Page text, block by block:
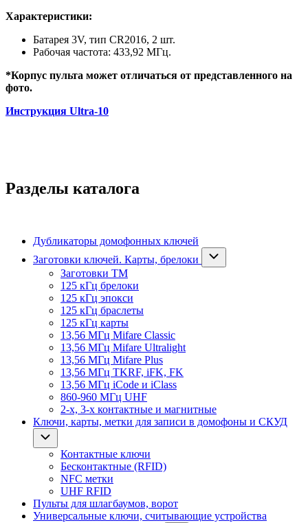
Характеристики:
Батарея 3V, тип CR2016, 2 шт.
Рабочая частота: 433,92 МГц.
*Корпус пульта может отличаться от представленного на
фото.
Инструкция Ultra-10
Разделы каталога
Дубликаторы домофонных ключей
Заготовки ключей. Карты, брелоки
Заготовки ТМ
125 кГц брелоки
125 кГц эпокси
125 кГц браслеты
125 кГц карты
13,56 МГц Mifare Classic
13,56 МГц Mifare Ultralight
13,56 МГц Mifare Plus
13,56 МГц TKRF, iFK, FK
13,56 МГц iCode и iClass
860-960 МГц UHF
2-х, 3-х контактные и магнитные
Ключи, карты, метки для записи в домофоны и СКУД
Контактные ключи
Бесконтактные (RFID)
NFC метки
UHF RFID
Пульты для шлагбаумов, ворот
Универсальные ключи, считывающие устройства